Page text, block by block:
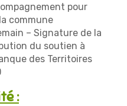
pour
commune
– Signature de la
du soutien à
des Territoires
: